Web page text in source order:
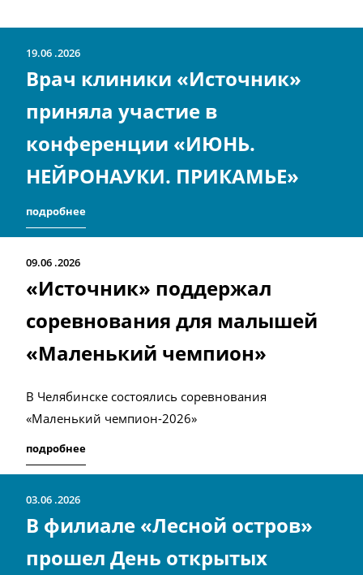
19.06 2026
Врач клиники «Источник»
приняла участие в
конференции «ИЮНЬ.
НЕЙРОНАУКИ. ПРИКАМЬЕ»
подробнее
09.06 2026
«Источник» поддержал
соревнования для малышей
«Маленький чемпион»
В Челябинске состоялись соревнования
«Маленький чемпион-2026»
подробнее
03.06 2026
В филиале «Лесной остров»
прошел День открытых